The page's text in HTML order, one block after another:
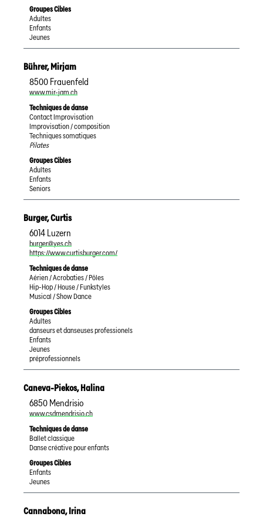
Groupes Cibles
Adultes
Enfants
Jeunes
Bührer,Mirjam
8500 Frauenfeld
www.mir-jam.ch
Techniques de danse
Contact Improvisation
Improvisation / composition
Techniques somatiques
Pilates
Groupes Cibles
Adultes
Enfants
Seniors
Burger,Curtis
6014 Luzern
burger@yes.ch
https://www.curtisburger.com/
Techniques de danse
Aérien / Acrobaties / Pôles
Hip-Hop / House / Funkstyles
Musical / Show Dance
Groupes Cibles
Adultes
danseurs et danseuses professionels
Enfants
Jeunes
préprofessionnels
Caneva-Piekos,Halina
6850 Mendrisio
www.csdmendrisio.ch
Techniques de danse
Ballet classique
Danse créative pour enfants
Groupes Cibles
Enfants
Jeunes
Cannabona,Irina